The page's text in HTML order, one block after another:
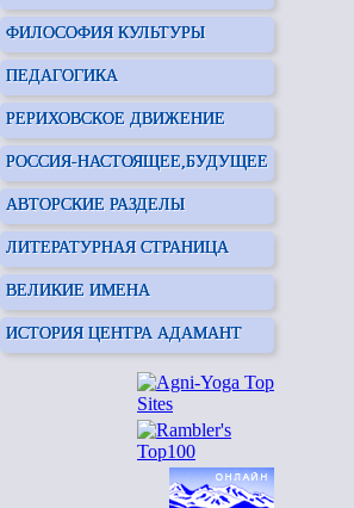
ФИЛОСОФИЯ КУЛЬТУРЫ
ПЕДАГОГИКА
РЕРИХОВСКОЕ ДВИЖЕНИЕ
РОССИЯ-НАСТОЯЩЕЕ,БУДУЩЕЕ
АВТОРСКИЕ РАЗДЕЛЫ
ЛИТЕРАТУРНАЯ СТРАНИЦА
ВЕЛИКИЕ ИМЕНА
ИСТОРИЯ ЦЕНТРА АДАМАНТ